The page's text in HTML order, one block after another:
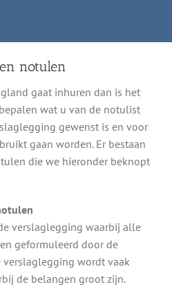
notulen
gaat inhuren dan is het
wat u van de notulist
gewenst is en voor
gaan worden. Er bestaan
die we hieronder beknopt
verslaglegging waarbij alle
geformuleerd door de
wordt vaak
de belangen groot zijn.